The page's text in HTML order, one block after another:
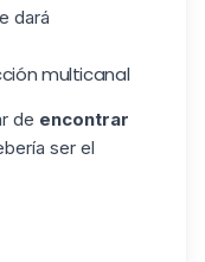
dará
multicanal
de encontrar
ser el